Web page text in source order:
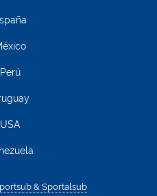
Perú
USA
& Sportalsub